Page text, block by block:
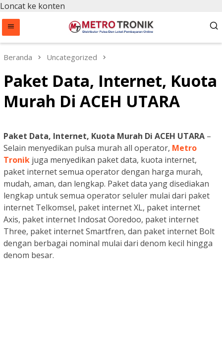
Loncat ke konten
Beranda Uncategorized
Paket Data, Internet, Kuota
Murah Di ACEH UTARA
Paket Data, Internet, Kuota Murah Di ACEH UTARA –
Selain menyedikan pulsa murah all operator, Metro
Tronik juga menyedikan paket data, kuota internet,
paket internet semua operator dengan harga murah,
mudah, aman, dan lengkap. Paket data yang disediakan
lengkap untuk semua operator seluler mulai dari paket
internet Telkomsel, paket internet XL, paket internet
Axis, paket internet Indosat Ooredoo, paket internet
Three, paket internet Smartfren, dan paket internet Bolt
dengan berbagai nominal mulai dari denom kecil hingga
denom besar.